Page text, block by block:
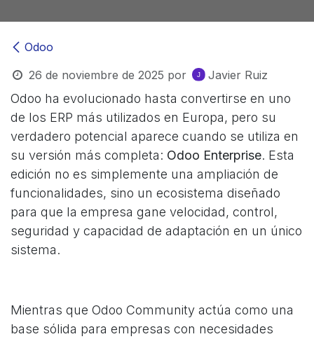
Odoo
26 de noviembre de 2025 por Javier Ruiz
Odoo ha evolucionado hasta convertirse en uno
de los ERP más utilizados en Europa, pero su
verdadero potencial aparece cuando se utiliza en
su versión más completa: Odoo Enterprise. Esta
edición no es simplemente una ampliación de
funcionalidades, sino un ecosistema diseñado
para que la empresa gane velocidad, control,
seguridad y capacidad de adaptación en un único
sistema.
Mientras que Odoo Community actúa como una
base sólida para empresas con necesidades